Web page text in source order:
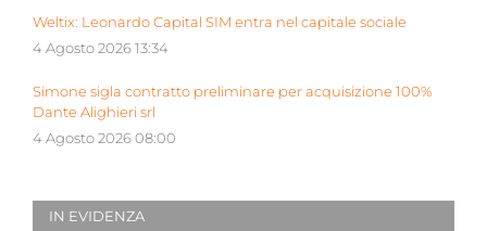
Weltix: Leonardo Capital SIM entra nel capitale sociale
4 Agosto 2026 13:34
Simone sigla contratto preliminare per acquisizione 100%
Dante Alighieri srl
4 Agosto 2026 08:00
IN EVIDENZA